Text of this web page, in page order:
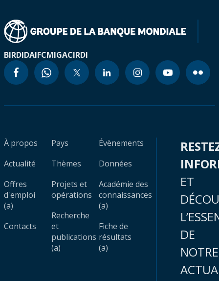
BIRDIDAIFCMIGACIRDI
À propos
Actualité
Offres
d'emploi
(a)
Contacts
Pays
Thèmes
Projets et
opérations
Recherche
et
publications
(a)
Évènements
Données
Académie des
connaissances
(a)
Fiche de
résultats
(a)
ET
DE
NOTRE